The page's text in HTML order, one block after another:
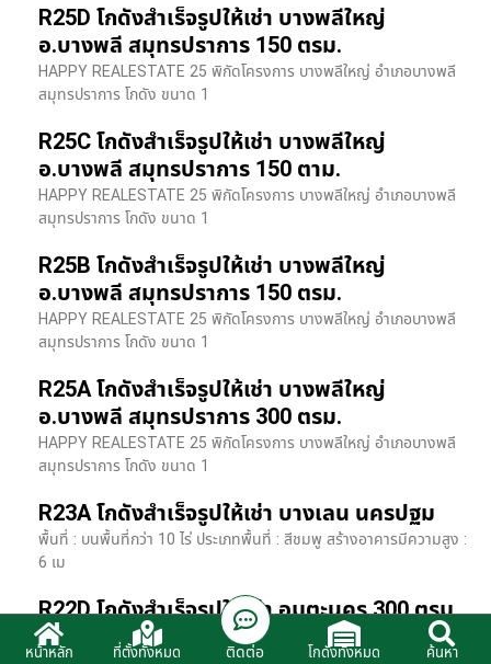
R25D โกดังสำเร็จรูปให้เช่า บางพลีใหญ่
อ.บางพลี สมุทรปราการ 150 ตรม.
HAPPY REALESTATE 25 พิกัดโครงการ บางพลีใหญ่ อำเภอบางพลี
สมุทรปราการ โกดัง ขนาด 1
R25C โกดังสำเร็จรูปให้เช่า บางพลีใหญ่
อ.บางพลี สมุทรปราการ 150 ตาม.
HAPPY REALESTATE 25 พิกัดโครงการ บางพลีใหญ่ อำเภอบางพลี
สมุทรปราการ โกดัง ขนาด 1
R25B โกดังสำเร็จรูปให้เช่า บางพลีใหญ่
อ.บางพลี สมุทรปราการ 150 ตรม.
HAPPY REALESTATE 25 พิกัดโครงการ บางพลีใหญ่ อำเภอบางพลี
สมุทรปราการ โกดัง ขนาด 1
R25A โกดังสำเร็จรูปให้เช่า บางพลีใหญ่
อ.บางพลี สมุทรปราการ 300 ตรม.
HAPPY REALESTATE 25 พิกัดโครงการ บางพลีใหญ่ อำเภอบางพลี
สมุทรปราการ โกดัง ขนาด 1
R23A โกดังสำเร็จรูปให้เช่า บางเลน นครปฐม
พื้นที่ : บนพื้นที่กว่า 10 ไร่ ประเภทพื้นที่ : สีชมพู สร้างอาคารมีความสูง :
6 เม
R22D โกดังสำเร็จรูปให้เช่า อมตะนคร 300 ตรม.
HR22 โกดังสำเร็จรูปให้เช่า พิกัด ติดนิคมอมตะนคร อ.พานทอง จ.ชลบุรี
รายละเอียดโรงง
หน้าหลัก ที่ตั้งทั้งหมด ติดต่อ โกดังทั้งหมด ค้นหา